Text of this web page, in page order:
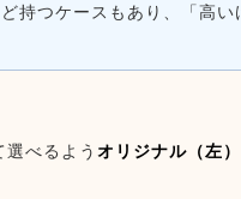
持つケースもあり、「高
べるよう オリジナル（左）